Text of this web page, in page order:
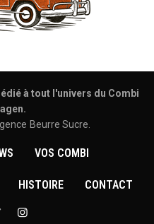
à tout l'univers du Combi
Beurre Sucre.
VOS COMBI
HISTOIRE CONTACT